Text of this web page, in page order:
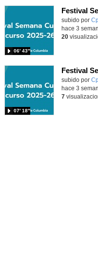
subido por
06′ 43″
hace 3
20
subido por
07′ 18″
hace 3
7